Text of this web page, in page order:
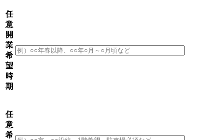
任
意
開
業
希
望
時
期
任
意
希